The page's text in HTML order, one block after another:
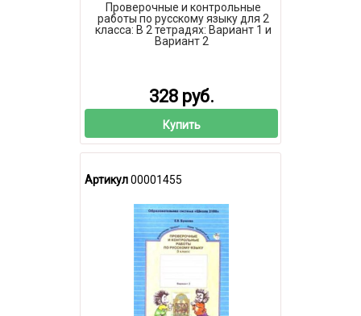
Проверочные и контрольные
работы по русскому языку для 2
класса: В 2 тетрадях: Вариант 1 и
Вариант 2
328 руб.
Купить
Артикул00001455